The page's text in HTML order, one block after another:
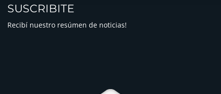
SUSCRIBITE
Recibí nuestro resúmen de noticias!